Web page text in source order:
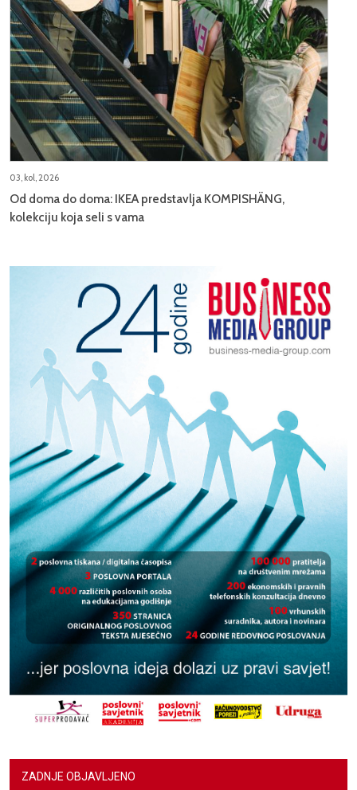
03, kol, 2026
Od doma do doma: IKEA predstavlja KOMPISHÄNG,
kolekciju koja seli s vama
ZADNJE OBJAVLJENO